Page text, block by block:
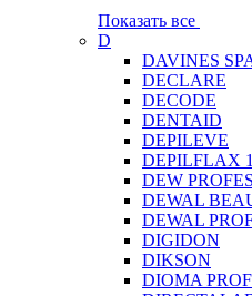
Показать все
D
DAVINES
DECLARE
DECODE
DENTAID
DEPILEVE
DEPILFLAX
DEW
DEWAL
DEWAL
DIGIDON
DIKSON
DIOMA